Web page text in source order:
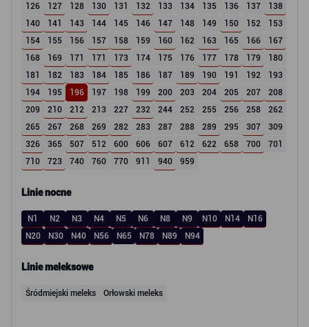
126
127 128 130 131 132 133 134 135 136 137
138
140
141 143 144 145 146 147 148 149 150 152
153
154
155 156 157 158 159 160 162 163 165 166
167
168
169 171 171 173 174 175 176 177 178 179
180
181
182 183 184 185 186 187 189 190 191 192
193
194
195 196 197 198 199 200 203 204 205 207
208
209
210 212 213 227 232 244 252 255 256 258
262
265
267 268 269 282 283 287 288 289 295 307
309
326
365 507 512 600 606 607 612 622 658 700
701
710
723 740 760 770 911 940 959
Linie nocne
N1 N2 N3 N4 N5 N6 N8 N9 N10 N14
N16
N20
N30 N40 N56 N65 N78 N89 N94
Linie meleksowe
Śródmiejski meleks Orłowski meleks